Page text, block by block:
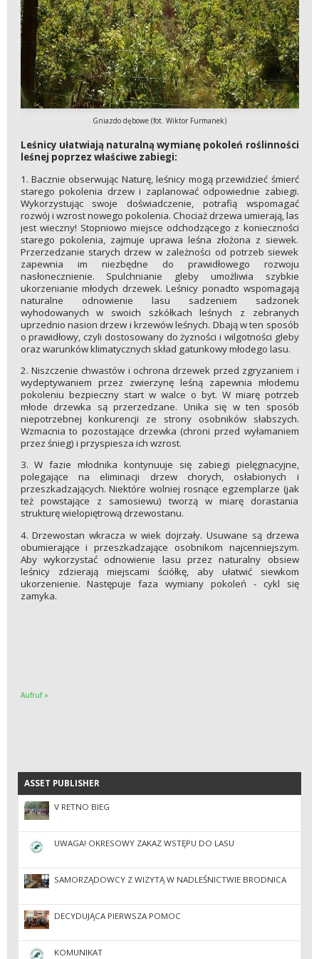
Gniazdo dębowe (fot. Wiktor Furmanek)
Leśnicy ułatwiają naturalną wymianę pokoleń roślinności
leśnej poprzez właściwe zabiegi:
1. Bacznie obserwując Naturę, leśnicy mogą przewidzieć śmierć
starego pokolenia drzew i zaplanować odpowiednie zabiegi.
Wykorzystując swoje doświadczenie, potrafią wspomagać
rozwój i wzrost nowego pokolenia. Chociaż drzewa umierają, las
jest wieczny! Stopniowo miejsce odchodzącego z konieczności
starego pokolenia, zajmuje uprawa leśna złożona z siewek.
Przerzedzanie starych drzew w zależności od potrzeb siewek
zapewnia im niezbędne do prawidłowego rozwoju
nasłonecznienie. Spulchnianie gleby umożliwia szybkie
ukorzenianie młodych drzewek. Leśnicy ponadto wspomagają
naturalne odnowienie lasu sadzeniem sadzonek
wyhodowanych w swoich szkółkach leśnych z zebranych
uprzednio nasion drzew i krzewów leśnych. Dbają w ten sposób
o prawidłowy, czyli dostosowany do żyzności i wilgotności gleby
oraz warunków klimatycznych skład gatunkowy młodego lasu.
2. Niszczenie chwastów i ochrona drzewek przed zgryzaniem i
wydeptywaniem przez zwierzynę leśną zapewnia młodemu
pokoleniu bezpieczny start w walce o byt. W miarę potrzeb
młode drzewka są przerzedzane. Unika się w ten sposób
niepotrzebnej konkurencji ze strony osobników słabszych.
Wzmacnia to pozostające drzewka (chroni przed wyłamaniem
przez śnieg) i przyspiesza ich wzrost.
3. W fazie młodnika kontynuuje się zabiegi pielęgnacyjne,
polegające na eliminacji drzew chorych, osłabionych i
przeszkadzających. Niektóre wolniej rosnące egzemplarze (jak
też powstające z samosiewu) tworzą w miarę dorastania
strukturę wielopiętrową drzewostanu.
4. Drzewostan wkracza w wiek dojrzały. Usuwane są drzewa
obumierające i przeszkadzające osobnikom najcenniejszym.
Aby wykorzystać odnowienie lasu przez naturalny obsiew
leśnicy zdzierają miejscami ściółkę, aby ułatwić siewkom
ukorzenienie. Następuje faza wymiany pokoleń - cykl się
zamyka.
Aufruf »
ASSET PUBLISHER
ASSET PUBLISHER
V RETNO BIEG
UWAGA! OKRESOWY ZAKAZ WSTĘPU DO LASU
SAMORZĄDOWCY Z WIZYTĄ W NADLEŚNICTWIE BRODNICA
DECYDUJĄCA PIERWSZA POMOC
KOMUNIKAT